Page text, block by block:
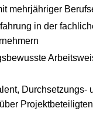
mehrjähriger
in der
Projektbeteiligten